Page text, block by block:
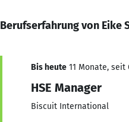
Berufserfahrung von Eike
Bis heute 11 Monate, seit
HSE Manager
Biscuit International